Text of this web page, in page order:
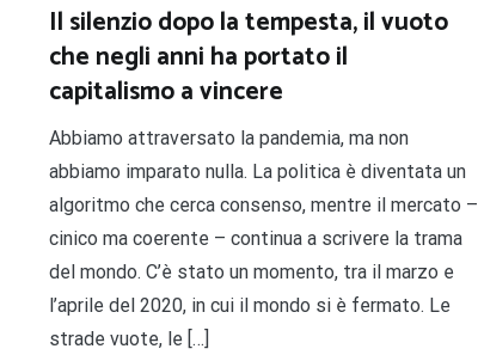
Il silenzio dopo la tempesta, il vuoto
che negli anni ha portato il
capitalismo a vincere
Abbiamo attraversato la pandemia, ma non
abbiamo imparato nulla. La politica è diventata un
algoritmo che cerca consenso, mentre il mercato –
cinico ma coerente – continua a scrivere la trama
del mondo. C’è stato un momento, tra il marzo e
l’aprile del 2020, in cui il mondo si è fermato. Le
strade vuote, le […]